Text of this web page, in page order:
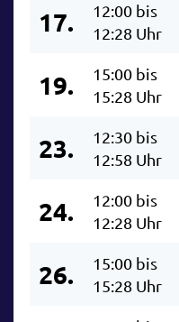
17.
12:00 bis
12:28 Uhr
19.
15:00 bis
15:28 Uhr
23.
12:30 bis
12:58 Uhr
24.
12:00 bis
12:28 Uhr
26.
15:00 bis
15:28 Uhr